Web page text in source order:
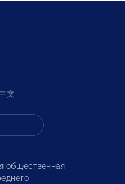
文
общественная